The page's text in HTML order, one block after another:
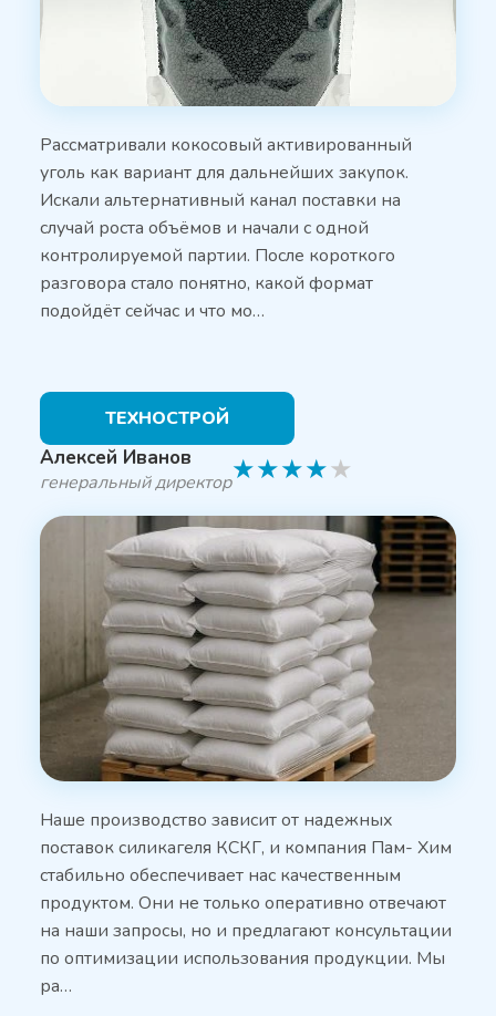
Рассматривали кокосовый активированный
уголь как вариант для дальнейших закупок.
Искали альтернативный канал поставки на
случай роста объёмов и начали с одной
контролируемой партии. После короткого
разговора стало понятно, какой формат
подойдёт сейчас и что мо…
ТЕХНОСТРОЙ
Алексей Иванов
генеральный директор★★★★★
Наше производство зависит от надежных
поставок силикагеля КСКГ, и компания Пам- Хим
стабильно обеспечивает нас качественным
продуктом. Они не только оперативно отвечают
на наши запросы, но и предлагают консультации
по оптимизации использования продукции. Мы
ра…